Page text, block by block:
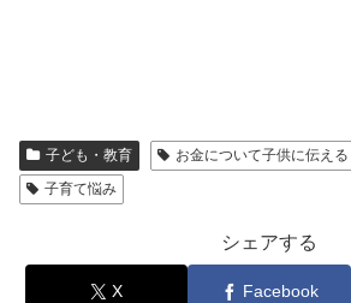
子ども・教育 お金について子供に伝える
子育て悩み
シェアする
X Facebook